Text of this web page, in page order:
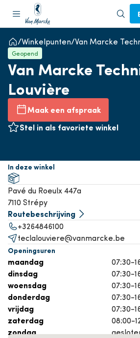
Winkelpunten Van Marcke
Geopend
Van Marcke
Louvière
Maak een afspraak
Stel in als favoriete winkel
In deze winkel
Pavé du Roeulx 447a
7110 Strépy
Routebeschrijving
+3264846100
teclalouviere@vanmarcke.be
Openingsuren
maandag 07:30-
dinsdag 07:30-
woensdag 07:30-
donderdag 07:30-
vrijdag 07:30-
zaterdag 08:00-
zondag